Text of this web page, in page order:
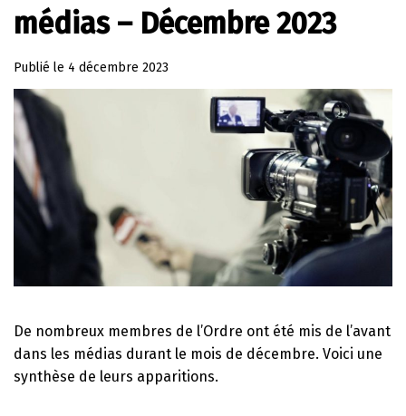
médias – Décembre 2023
Publié le 4 décembre 2023
De nombreux membres de l’Ordre ont été mis de l’avant
dans les médias durant le mois de décembre. Voici une
synthèse de leurs apparitions.